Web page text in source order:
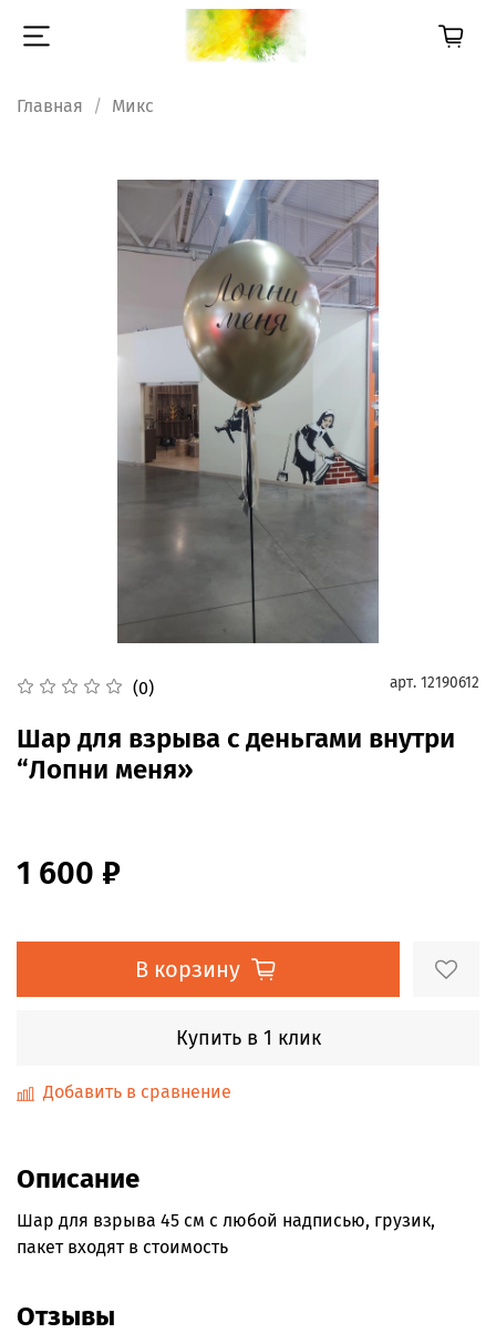
Главная Микс
(0) арт. 12190612
Шар для взрыва с деньгами внутри
“Лопни меня»
1 600 ₽
В корзину
Купить в 1 клик
Добавить в сравнение
Описание
Шар для взрыва 45 см с любой надписью, грузик,
пакет входят в стоимость
Отзывы